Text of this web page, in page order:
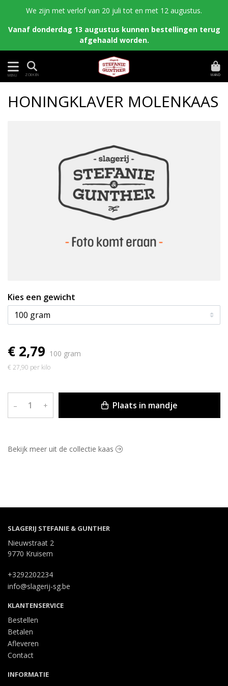
We zijn met verlof van 20 juli tot en met 12 augustus.
Vanaf donderdag 13 augustus kunnen bestellingen terug
afgehaald worden.
MENU ZOEKEN MAND
HONINGKLAVER MOLENKAAS
Kies een gewicht
€ 2,79 100 gram
€ 27,90 per kilo
– + Plaats in mandje
Bekijk meer uit de collectie kaas
SLAGERIJ STEFANIE & GUNTHER
Nieuwstraat 2
9770 Kruisem
+3292202234
info@slagerij-sg.be
KLANTENSERVICE
Bestellen
Betalen
Afleveren
Contact
INFORMATIE